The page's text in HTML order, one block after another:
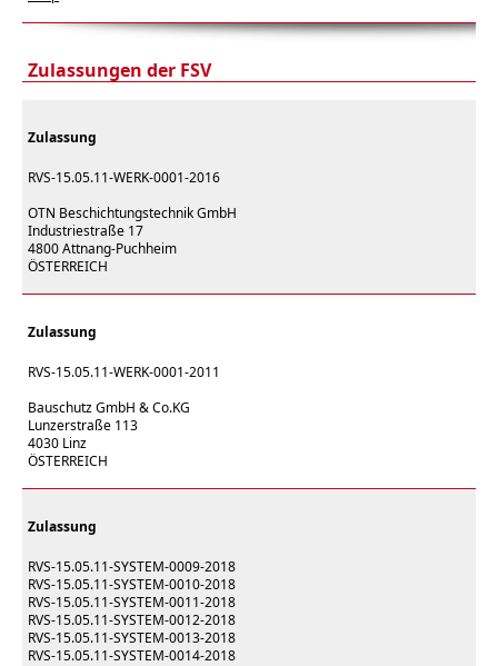
Zulassungen der FSV
Zulassung
RVS-15.05.11-WERK-0001-2016
OTN Beschichtungstechnik GmbH
Industriestraße 17
4800 Attnang-Puchheim
ÖSTERREICH
Zulassung
RVS-15.05.11-WERK-0001-2011
Bauschutz GmbH & Co.KG
Lunzerstraße 113
4030 Linz
ÖSTERREICH
Zulassung
RVS-15.05.11-SYSTEM-0009-2018
RVS-15.05.11-SYSTEM-0010-2018
RVS-15.05.11-SYSTEM-0011-2018
RVS-15.05.11-SYSTEM-0012-2018
RVS-15.05.11-SYSTEM-0013-2018
RVS-15.05.11-SYSTEM-0014-2018